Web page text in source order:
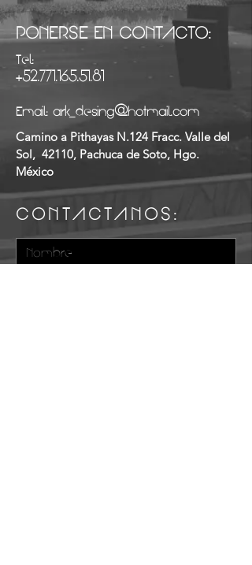
PONERSE EN CONTACTO:
Tel:
+52.771.165.51.81
Email: ark_desing@hotmail.com
Camino a Pithayas N.124 Fracc. Valle del
Sol, 42110, Pachuca de Soto, Hgo.
México
CONTACTANOS: